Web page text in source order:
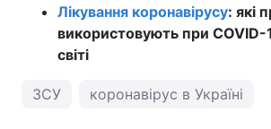
Лікування коронавірусу: які
використовують при COVID-
світі
ЗСУ коронавірус в Україні